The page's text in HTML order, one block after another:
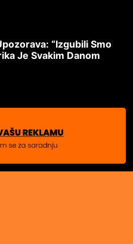
“Izgubili Smo
Je Svakim Danom